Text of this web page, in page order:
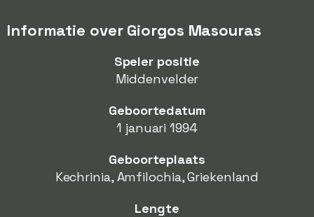
Informatie over Giorgos Masouras
Speler positie
Middenvelder
Geboortedatum
1 januari 1994
Geboorteplaats
Kechrinia, Amfilochia, Griekenland
Lengte